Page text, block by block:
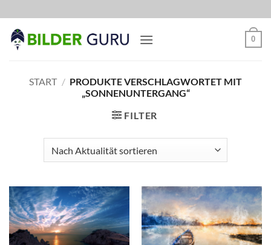
Inhalt
springen
0
START / PRODUKTE VERSCHLAGWORTET MIT
„SONNENUNTERGANG“
FILTER